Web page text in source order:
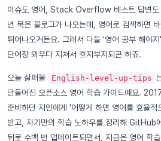
이슈도 영어, Stack Overflow 베스트 답변도
년 묵은 블로그가 나오는데, 영어로 검색하면
튀어나오거든요. 그래서 다들 '영어 공부 해야
단어장 외우다 지쳐서 흐지부지되곤 하죠.
오늘 살펴볼 English-level-up-tips
만들어진 오픈소스 영어 학습 가이드예요.
준비하던 지인에게 '어떻게 하면 영어를 효율
받고, 자기만의 학습 노하우를 정리해 GitHub
뒤로 수백 번 업데이트되면서, 지금은 영어 학